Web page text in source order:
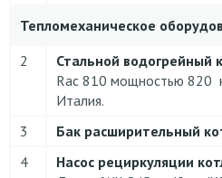
Тепломеханическое
2
Стальной водогрейный
Rac 810 мощностью 820
Италия.
3 Бак расширительный
4
Насос рециркуляции